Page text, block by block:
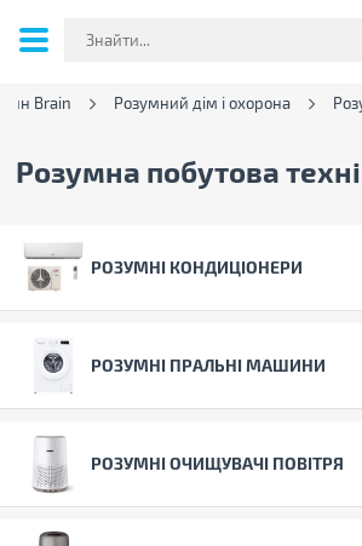
Brain Розумний дім і охорона
Розумна побутова
РОЗУМНІ КОНДИЦІОНЕРИ
РОЗУМНІ ПРАЛЬНІ МАШИНИ
РОЗУМНІ ОЧИЩУВАЧІ ПОВІТРЯ